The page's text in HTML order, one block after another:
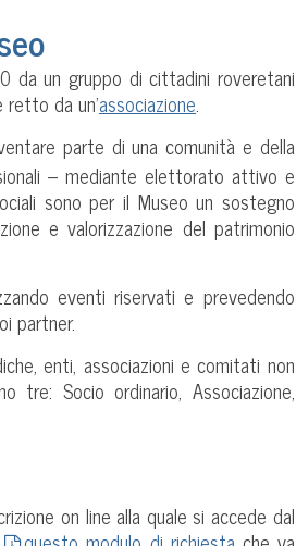
da un gruppo di cittadini roveretani
da un’associazione.
parte di una comunità e della
– mediante elettorato attivo e
sono per il Museo un sostegno
e valorizzazione del patrimonio
eventi riservati e prevedendo
partner.
enti, associazioni e comitati non
tre: Socio ordinario, Associazione,
on line alla quale si accede dal